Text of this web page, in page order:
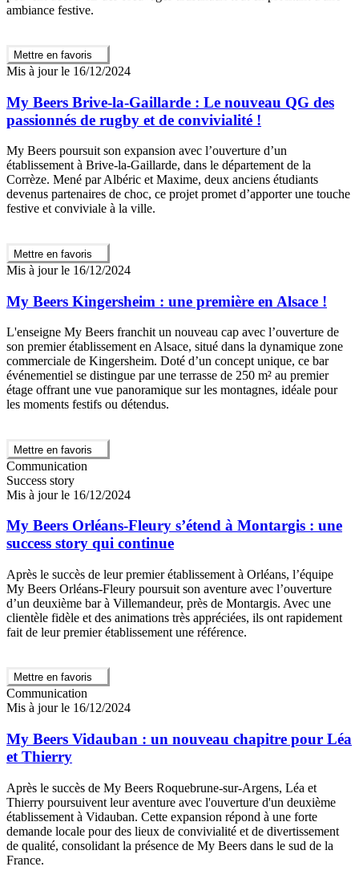
ambiance festive.
Mettre en favoris
Mis à jour le 16/12/2024
My Beers Brive-la-Gaillarde : Le nouveau QG des
passionnés de rugby et de convivialité !
My Beers poursuit son expansion avec l’ouverture d’un
établissement à Brive-la-Gaillarde, dans le département de la
Corrèze. Mené par Albéric et Maxime, deux anciens étudiants
devenus partenaires de choc, ce projet promet d’apporter une touche
festive et conviviale à la ville.
Mettre en favoris
Mis à jour le 16/12/2024
My Beers Kingersheim : une première en Alsace !
L'enseigne My Beers franchit un nouveau cap avec l’ouverture de
son premier établissement en Alsace, situé dans la dynamique zone
commerciale de Kingersheim. Doté d’un concept unique, ce bar
événementiel se distingue par une terrasse de 250 m² au premier
étage offrant une vue panoramique sur les montagnes, idéale pour
les moments festifs ou détendus.
Mettre en favoris
Communication
Success story
Mis à jour le 16/12/2024
My Beers Orléans-Fleury s’étend à Montargis : une
success story qui continue
Après le succès de leur premier établissement à Orléans, l’équipe
My Beers Orléans-Fleury poursuit son aventure avec l’ouverture
d’un deuxième bar à Villemandeur, près de Montargis. Avec une
clientèle fidèle et des animations très appréciées, ils ont rapidement
fait de leur premier établissement une référence.
Mettre en favoris
Communication
Mis à jour le 16/12/2024
My Beers Vidauban : un nouveau chapitre pour Léa
et Thierry
Après le succès de My Beers Roquebrune-sur-Argens, Léa et
Thierry poursuivent leur aventure avec l'ouverture d'un deuxième
établissement à Vidauban. Cette expansion répond à une forte
demande locale pour des lieux de convivialité et de divertissement
de qualité, consolidant la présence de My Beers dans le sud de la
France.